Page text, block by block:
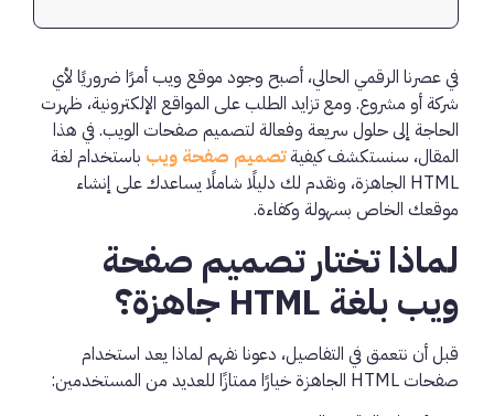
في عصرنا الرقمي الحالي، أصبح وجود موقع ويب أمرًا ضروريًا لأي
شركة أو مشروع. ومع تزايد الطلب على المواقع الإلكترونية، ظهرت
الحاجة إلى حلول سريعة وفعالة لتصميم صفحات الويب. في هذا
المقال، سنستكشف كيفيةتصميم صفحة ويب باستخدام لغة
HTML الجاهزة، ونقدم لك دليلًا شاملًا يساعدك على إنشاء
موقعك الخاص بسهولة وكفاءة.
لماذا تختار تصميم صفحة
ويب بلغة HTML جاهزة؟
قبل أن نتعمق في التفاصيل، دعونا نفهم لماذا يعد استخدام
صفحات HTML الجاهزة خيارًا ممتازًا للعديد من المستخدمين: